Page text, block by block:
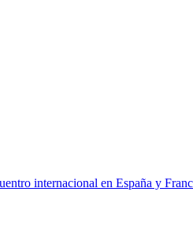
internacional en España y